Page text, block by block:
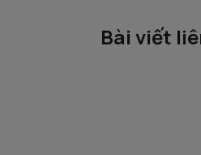
Bài viết